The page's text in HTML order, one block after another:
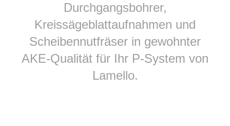
Durchgangsbohrer,
Kreissägeblattaufnahmen und
Scheibennutfräser in gewohnter
AKE-Qualität für Ihr P-System von
Lamello.